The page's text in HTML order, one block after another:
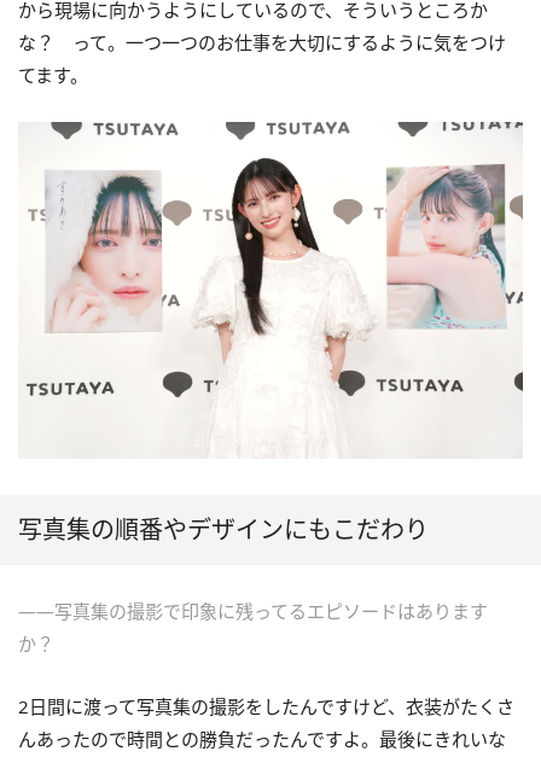
から現場に向かうようにしているので、そういうところか
な？ って。一つ一つのお仕事を大切にするように気をつけ
てます。
写真集の順番やデザインにもこだわり
――写真集の撮影で印象に残ってるエピソードはあります
か？
2日間に渡って写真集の撮影をしたんですけど、衣装がたくさ
んあったので時間との勝負だったんですよ。最後にきれいな